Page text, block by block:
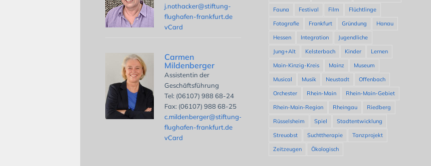
j.nothacker@stiftung-
flughafen-frankfurt.de
vCard
Carmen
Mildenberger
Assistentin der
Geschäftsführung
Tel: (06107) 988 68-24
Fax: (06107) 988 68-25
c.mildenberger@stiftung-
flughafen-frankfurt.de
vCard
Fauna
Festival Film
Flüchtlinge
Fotografie
Frankfurt Gründung
Hanau
Hessen
Integration
Jugendliche
Jung+Alt
Kelsterbach Kinder
Lernen
Main-Kinzig-Kreis
Mainz
Museum
Musical
Musik Neustadt
Offenbach
Orchester
Rhein-Main
Rhein-Main-Gebiet
Rhein-Main-Region
Rheingau
Riedberg
Rüsselsheim
Spiel
Stadtentwicklung
Streuobst
Suchttherapie
Tanzprojekt
Zeitzeugen
Ökologisch